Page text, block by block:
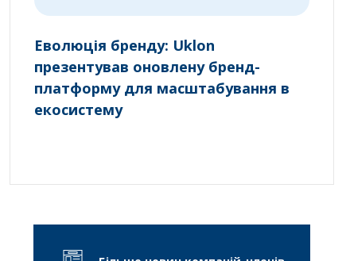
Еволюція бренду: Uklon
презентував оновлену бренд-
платформу для масштабування в
екосистему